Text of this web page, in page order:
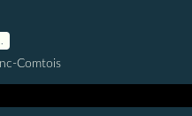
Comtois